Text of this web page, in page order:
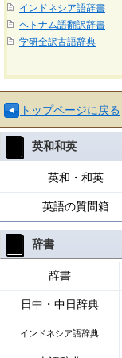
インドネシア語辞書
ベトナム語翻訳辞書
学研全訳古語辞典
トップページに戻る
英和和英
英和・和英
英語の質問箱
辞書
辞書
日中・中日辞典
インドネシア語辞典